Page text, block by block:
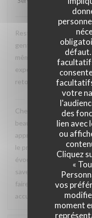
votre
des
lien avec
ou
Cliquez
«
vos
moment
Restaurant tres
gentil et amable avec
même temps, avec goût.
experience que merece
retournerai
La Closerie des
Cher Emanuele, Nous
beaucoup de plaisir.
apprécié le charme des
le professionnalisme et
évocation d’une cuisine
saveurs reflète
faire vivre à nos hôtes.
accueillir de nouveau à